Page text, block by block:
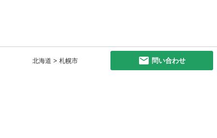
北海道 > 札幌市 問い合わせ